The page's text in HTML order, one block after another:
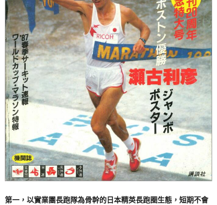
第一，以實業團長跑隊為骨幹的日本精英長跑圈生態，短期不會